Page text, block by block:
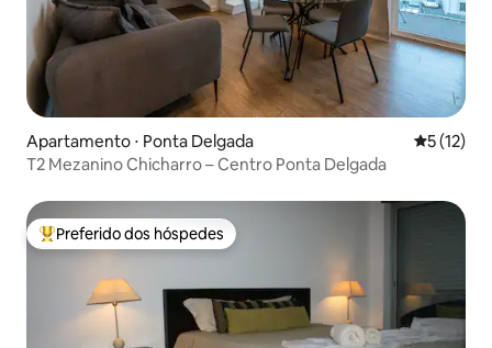
Apartamento ⋅ Ponta Delgada 5 de uma
5 (12)
T2 Mezanino Chicharro – Centro Ponta Delgada
Entre os melhores preferidos dos hóspedes
Preferido dos hóspedes